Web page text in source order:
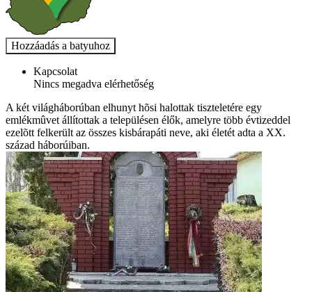
Kapcsolat
Nincs megadva elérhetőség
A két világháborúban elhunyt hõsi halottak tiszteletére egy
emlékmûvet állítottak a településen élők, amelyre több évtizeddel
ezelõtt felkerült az összes kisbárapáti neve, aki életét adta a XX.
század háborúiban.